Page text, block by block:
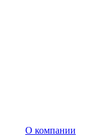
О компании